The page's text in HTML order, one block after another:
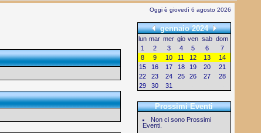
Oggi è giovedì 6 agosto 2026
gennaio 2024
lun mar mer gio ven sab dom
1
2 3 4 5 6
7
8
9 10 11 12 13
14
15
16 17 18 19 20
21
22
23 24 25 26 27
28
29
30 31
Prossimi Eventi
Non ci sono Prossimi
Eventi.